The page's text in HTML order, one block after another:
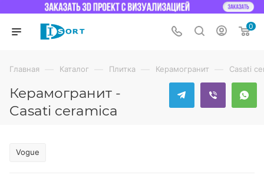
0
Главная — Каталог — Плитка — Керамогранит — Casati
Керамогранит -
Casati ceramica
Vogue